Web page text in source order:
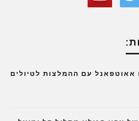
אאוטפאנל עם ההמלצות לטיולים